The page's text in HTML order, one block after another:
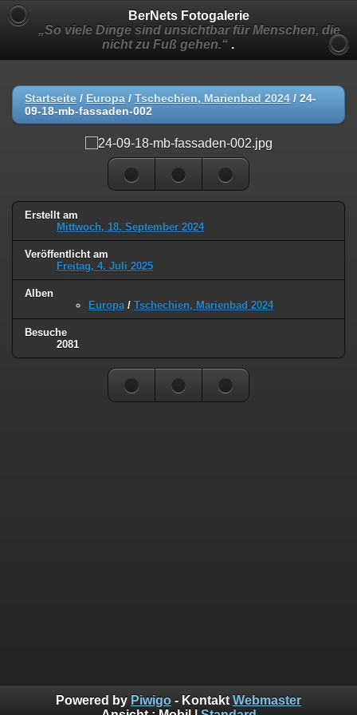
BerNets Fotogalerie
„So viele Dinge sind unsichtbar für Menschen, die
nicht zu Fuß gehen.“ .
Startseite / Europa / Tschechien, Marienbad 2024 / 24-
09-18-mb-fassaden-002
Erstellt am
Mittwoch, 18. September 2024
Veröffentlicht am
Freitag, 4. Juli 2025
Alben
Europa / Tschechien, Marienbad 2024
Besuche
2081
Powered by Piwigo - Kontakt Webmaster